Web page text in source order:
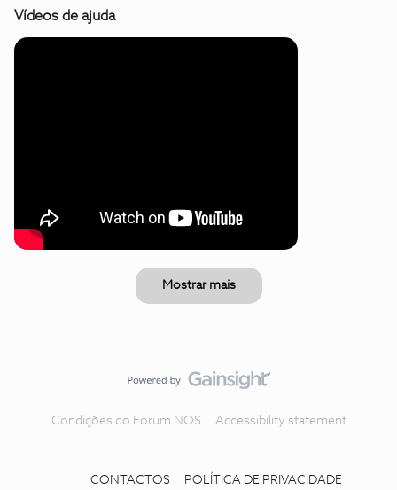
Vídeos de ajuda
Mostrar mais
Condições do Fórum NOS Accessibility statement
CONTACTOS POLÍTICA DE PRIVACIDADE